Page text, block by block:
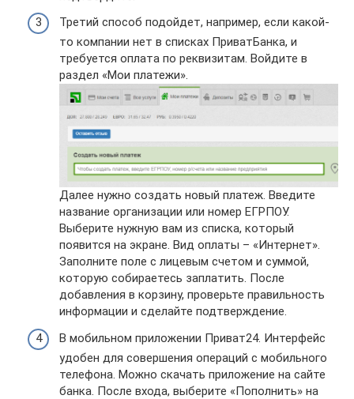
Третий способ подойдет, например, если какой-
то компании нет в списках ПриватБанка, и
требуется оплата по реквизитам. Войдите в
раздел «Мои платежи».
Далее нужно создать новый платеж. Введите
название организации или номер ЕГРПОУ.
Выберите нужную вам из списка, который
появится на экране. Вид оплаты – «Интернет».
Заполните поле с лицевым счетом и суммой,
которую собираетесь заплатить. После
добавления в корзину, проверьте правильность
информации и сделайте подтверждение.
В мобильном приложении Приват24. Интерфейс
удобен для совершения операций с мобильного
телефона. Можно скачать приложение на сайте
банка. После входа, выберите «Пополнить» на